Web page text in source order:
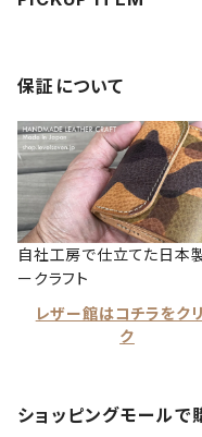
保証について
自社工房で仕立てた日本
ークラフト
レザー館はコチラをク
ク
ショッピングモール